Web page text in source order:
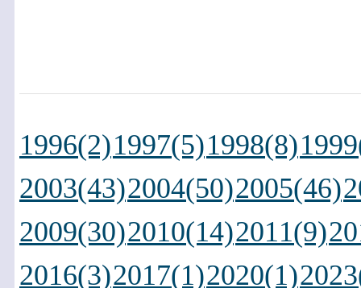
1996(2)1997(5)1998(8)
2003(43)2004(50)2005(46)
2009(30)2010(14)2011(9)
2016(3)2017(1)2020(1)